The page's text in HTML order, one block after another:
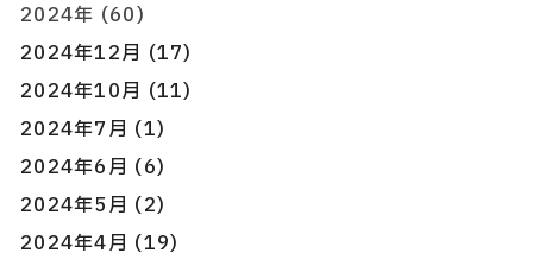
2024年 (60)
2024年12月 (17)
2024年10月 (11)
2024年7月 (1)
2024年6月 (6)
2024年5月 (2)
2024年4月 (19)